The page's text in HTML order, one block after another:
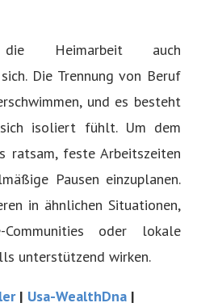
Heimarbeit auch
Die Trennung von Beruf
und es besteht
isoliert fühlt. Um dem
ratsam, feste Arbeitszeiten
Pausen einzuplanen.
in ähnlichen Situationen,
oder lokale
unterstützend wirken.
| Usa-WealthDna |